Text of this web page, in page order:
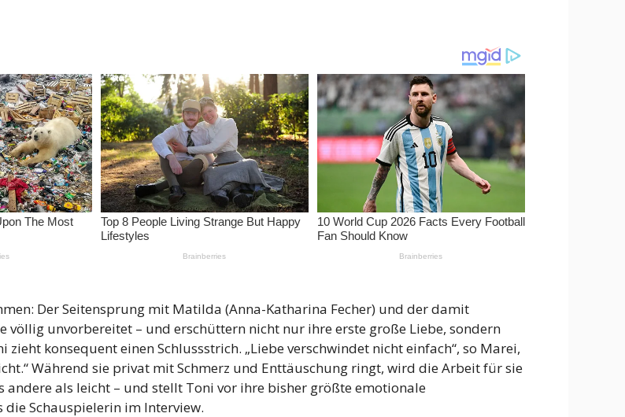
Der Seitensprung mit Matilda (Anna-Katharina Fecher) und der damit
völlig unvorbereitet – und erschüttern nicht nur ihre erste große Liebe, sondern
konsequent einen Schlussstrich. „Liebe verschwindet nicht einfach“, so Marei,
Während sie privat mit Schmerz und Enttäuschung ringt, wird die Arbeit für sie
andere als leicht – und stellt Toni vor ihre bisher größte emotionale
Schauspielerin im Interview.